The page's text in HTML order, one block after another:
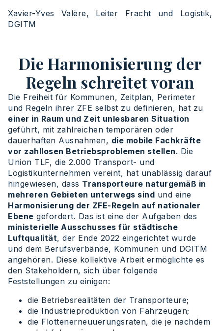
Xavier-Yves Valère, Leiter Fracht und Logistik,
DGITM
Die Harmonisierung der
Regeln schreitet voran
Die Freiheit für Kommunen, Zeitplan, Perimeter
und Regeln ihrer ZFE selbst zu definieren, hat zu
einer in Raum und Zeit unlesbaren Situation
geführt, mit zahlreichen temporären oder
dauerhaften Ausnahmen, die mobile Fachkräfte
vor zahllosen Betriebsproblemen stellen. Die
Union TLF, die 2.000 Transport- und
Logistikunternehmen vereint, hat unablässig darauf
hingewiesen, dass Transporteure naturgemäß in
mehreren Gebieten unterwegs sind und eine
Harmonisierung der ZFE-Regeln auf nationaler
Ebene gefordert. Das ist eine der Aufgaben des
ministerielle Ausschusses für städtische
Luftqualität, der Ende 2022 eingerichtet wurde
und dem Berufsverbände, Kommunen und DGITM
angehören. Diese kollektive Arbeit ermöglichte es
den Stakeholdern, sich über folgende
Feststellungen zu einigen:
die Betriebsrealitäten der Transporteure;
die Industrieproduktion von Fahrzeugen;
die Flottenerneuuerungsraten, die je nachdem